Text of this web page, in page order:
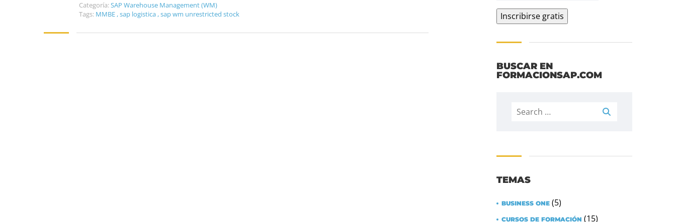
Categoría:SAP Warehouse Management (WM)
Tags: MMBE ,sap logistica ,sap wm unrestricted stock
BUSCAR EN
FORMACIONSAP.COM
Search
for:
TEMAS
BUSINESS ONE (5)
CURSOS DE FORMACIÓN (15)